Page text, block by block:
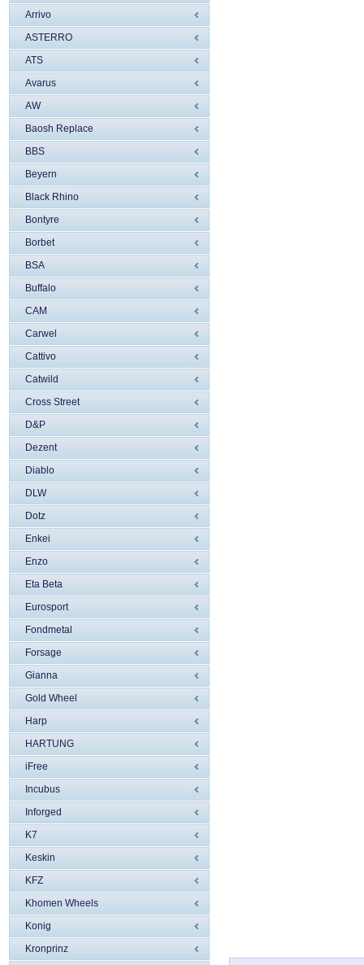
Arrivo
ASTERRO
ATS
Avarus
AW
Baosh Replace
BBS
Beyern
Black Rhino
Bontyre
Borbet
BSA
Buffalo
CAM
Carwel
Cattivo
Catwild
Cross Street
D&P
Dezent
Diablo
DLW
Dotz
Enkei
Enzo
Eta Beta
Eurosport
Fondmetal
Forsage
Gianna
Gold Wheel
Harp
HARTUNG
iFree
Incubus
Inforged
K7
Keskin
KFZ
Khomen Wheels
Konig
Kronprinz